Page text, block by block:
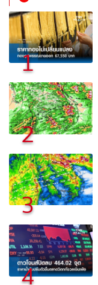
1
2
3
4